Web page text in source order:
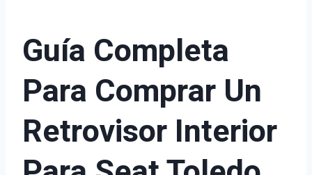
Guía Completa
Para Comprar Un
Retrovisor Interior